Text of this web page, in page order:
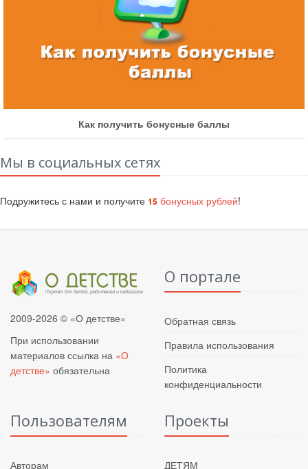
Как получить бонусные баллы
Мы в социальных сетях
Подружитесь с нами и получите 15 бонусных рублей!
2009-2026 © «О детстве»
При использовании
материалов ссылка на «О
детстве» обязательна
О портале
Обратная связь
Правила использования
Политика
конфиденциальности
Пользователям
Авторам
Проекты
ДЕТЯМ